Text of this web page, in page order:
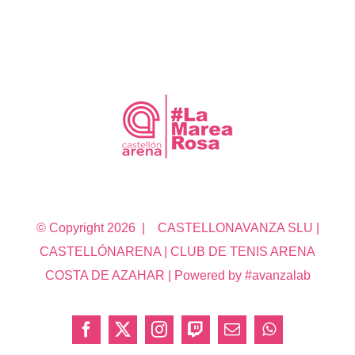
© Copyright 2026 | CASTELLONAVANZA SLU |
CASTELLÓNARENA | CLUB DE TENIS ARENA
COSTA DE AZAHAR | Powered by #avanzalab
Facebook
X InstagramTwitchCorreoWhatsApp